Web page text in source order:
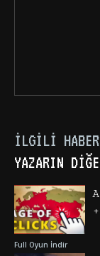
İLGILI
YAZARIN
Full Oyun İndir